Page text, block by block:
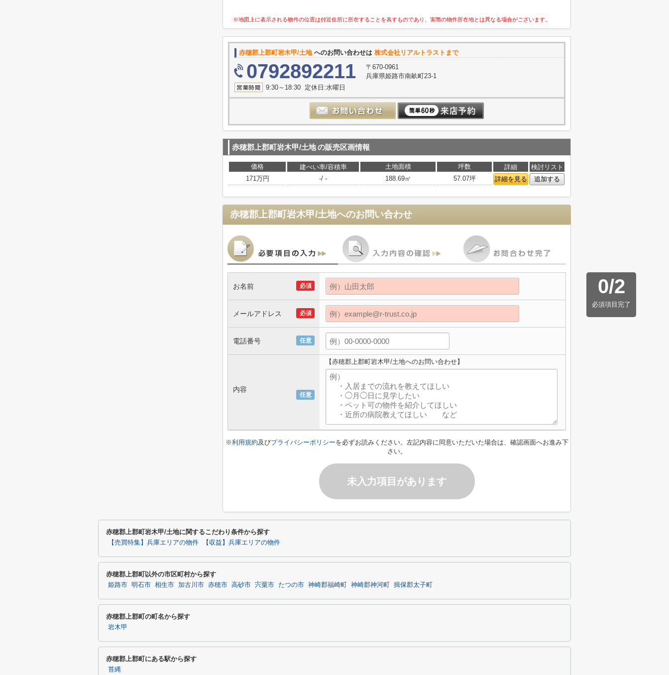
※地図上に表示される物件の位置は付近住所に所在することを表すものであり、実際の物件所在地とは異なる場合がございます。
赤穂郡上郡町岩木甲/土地へのお問い合わせは 株式会社リアルトラストまで
0792892211
〒670-0961
兵庫県姫路市南畝町23-1
9:30～18:30 定休日:水曜日
赤穂郡上郡町岩木甲/土地の販売区画情報
価格 建ぺい率/容積率 土地面積 坪数 詳細
検討リスト
171万円
-/ - 188.69㎡ 57.07坪 詳細を見る 追加する
赤穂郡上郡町岩木甲/土地へのお問い合わせ
0/2
必須項目完了
必須
お名前
必須
メールアドレス
任意
電話番号
任意
内容
【赤穂郡上郡町岩木甲/土地へのお問い合わせ】
※利用規約及びプライバシーポリシーを必ずお読みください。左記内容に同意いただいた場合は、確認画面へお進み下
さい。
未入力項目があります
赤穂郡上郡町岩木甲/土地に関するこだわり条件から探す
【売買特集】兵庫エリアの物件 【収益】兵庫エリアの物件
赤穂郡上郡町以外の市区町村から探す
姫路市 明石市 相生市 加古川市 赤穂市 高砂市 宍粟市 たつの市 神崎郡福崎町 神崎郡神河町 揖保郡太子町
赤穂郡上郡町の町名から探す
岩木甲
赤穂郡上郡町にある駅から探す
苔縄